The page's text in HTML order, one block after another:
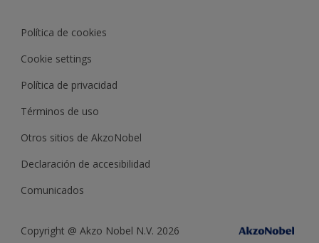
Política de cookies
Cookie settings
Política de privacidad
Términos de uso
Otros sitios de AkzoNobel
Declaración de accesibilidad
Comunicados
Copyright @ Akzo Nobel N.V. 2026